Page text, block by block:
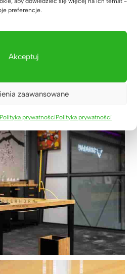
preferencje.
Akceptuj
zaawansowane
Polityka prywatnościPolityka prywatności